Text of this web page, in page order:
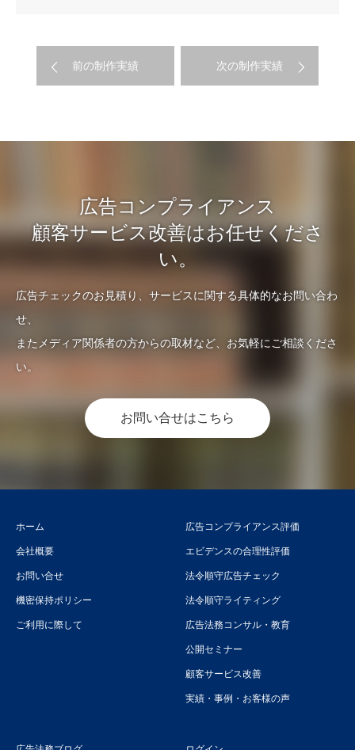
前の制作実績 次の制作実績
広告コンプライアンス
顧客サービス改善はお任せくださ
い。
広告チェックのお見積り、サービスに関する具体的なお問い合わ
せ、
またメディア関係者の方からの取材など、お気軽にご相談くださ
い。
お問い合せはこちら
ホーム
会社概要
お問い合せ
機密保持ポリシー
ご利用に際して
広告コンプライアンス評価
エビデンスの合理性評価
法令順守広告チェック
法令順守ライティング
広告法務コンサル・教育
公開セミナー
顧客サービス改善
実績・事例・お客様の声